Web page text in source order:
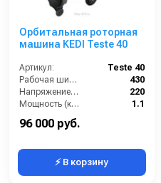
Орбитальная роторная
машина KEDI Teste 40
Артикул:
Teste 40
Рабочая ширина (мм):
430
Напряжение (В):
220
Мощность (кВт):
1.1
Длина сетевого шнура (м):
96 000 руб.
⚡ В корзину